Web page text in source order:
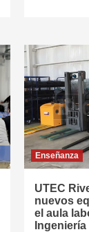
Enseñanza
UTEC
nuevos
el aula